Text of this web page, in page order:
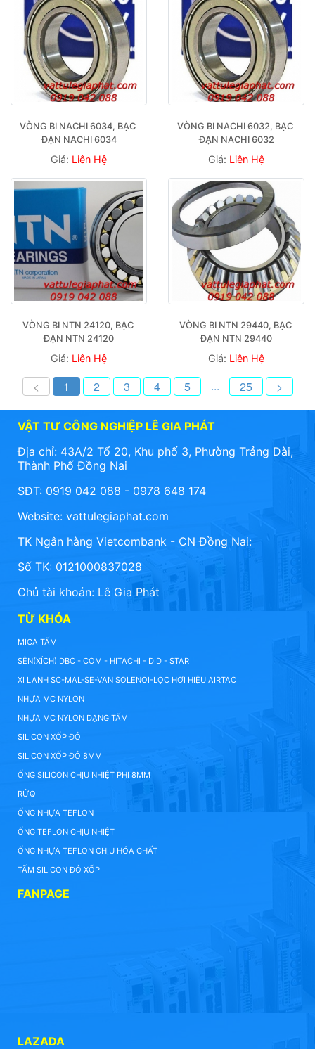
VÒNG BI NACHI 6034, BẠC
ĐẠN NACHI 6034
Giá: Liên Hệ
VÒNG BI NACHI 6032, BẠC
ĐẠN NACHI 6032
Giá: Liên Hệ
VÒNG BI NTN 24120, BẠC
ĐẠN NTN 24120
Giá: Liên Hệ
VÒNG BI NTN 29440, BẠC
ĐẠN NTN 29440
Giá: Liên Hệ
< 1 2 3 4 5 ... 25 >
VẬT TƯ CÔNG NGHIỆP LÊ GIA PHÁT
Địa chỉ: 43A/2 Tổ 20, Khu phố 3, Phường Trảng Dài,
Thành Phố Đồng Nai
SĐT: 0919 042 088 - 0978 648 174
Website: vattulegiaphat.com
TK Ngân hàng Vietcombank - CN Đồng Nai:
Số TK: 0121000837028
Chủ tài khoản: Lê Gia Phát
TỪ KHÓA
MICA TẤM
SÊN(XÍCH) DBC - COM - HITACHI - DID - STAR
XI LANH SC-MAL-SE-VAN SOLENOI-LỌC HƠI HIỆU AIRTAC
NHỰA MC NYLON
NHỰA MC NYLON DẠNG TẤM
SILICON XỐP ĐỎ
SILICON XỐP ĐỎ 8MM
ỐNG SILICON CHỊU NHIỆT PHI 8MM
RỬQ
ỐNG NHỰA TEFLON
ỐNG TEFLON CHỊU NHIỆT
ỐNG NHỰA TEFLON CHỊU HÓA CHẤT
TẤM SILICON ĐỎ XỐP
FANPAGE
LAZADA